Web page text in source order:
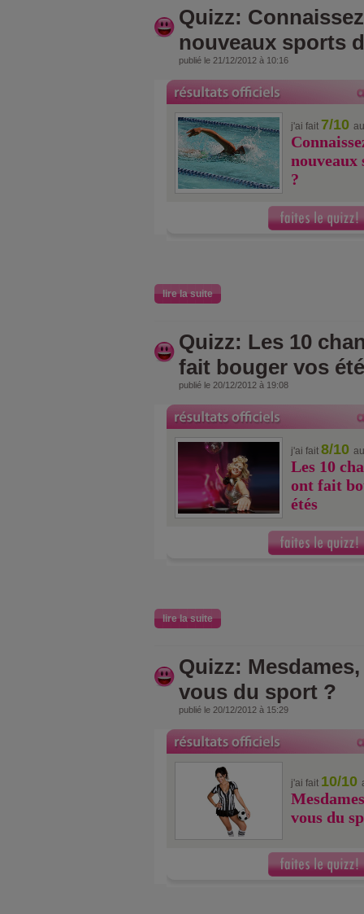
Quizz:
nouveaux sports
publié le 21/12/2012 à 10:16
j'ai fait 7/10
nouveaux
?
lire la suite
Quizz: Les 10
fait bouger vos
publié le 20/12/2012 à 19:08
j'ai fait 8/10
Les 10
ont fait
étés
lire la suite
Quizz:
vous du sport ?
publié le 20/12/2012 à 15:29
j'ai fait 10/10
vous du